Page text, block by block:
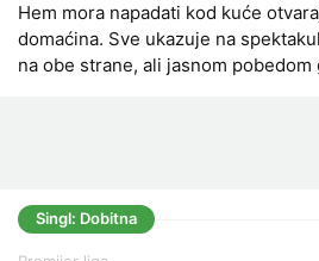
Hem mora napadati kod kuće
domaćina. Sve ukazuje na
na obe strane, ali jasnom pobedom
Singl: Dobitna